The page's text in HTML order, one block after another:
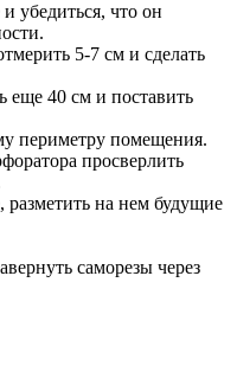
убедиться, что он
5-7 см и сделать
еще 40 см и поставить
периметру помещения.
просверлить
на нем будущие
саморезы через